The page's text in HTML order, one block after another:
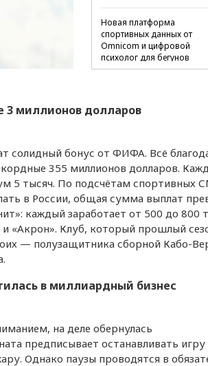
Новая платформа
спортивных данных от
Omnicom и цифровой
психолог для бегунов
к матчам на ЧМ по футболу
3 миллионов долларов
солидный бонус от ФИФА. Всё
355 миллионов долларов.
5 тысяч. По подсчётам спортивных
в России, общая сумма выплат
каждый заработает от 500 до 800
«Акрон». Клуб, который прошлый
— полузащитника сборной Кабо-
в миллиардный бизнес
на деле обернулась
предписывает останавливать игру
Однако паузы проводятся в